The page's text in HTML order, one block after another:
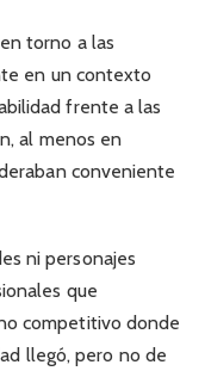
torno a las
en un contexto
frente a las
al menos en
conveniente
ni personajes
que
competitivo donde
llegó, pero no de